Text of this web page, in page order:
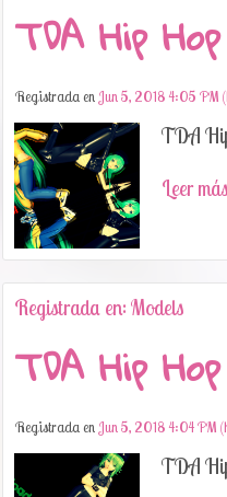
TDA Hip
Registrada en Jun 5, 2018 4:05 PM
TDA
Leer
Registrada en: Models
TDA Hip
Registrada en Jun 5, 2018 4:04 PM
TDA